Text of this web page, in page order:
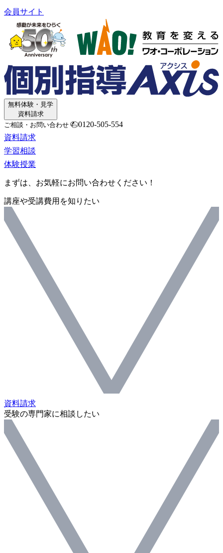
会員サイト
無料体験・見学
資料請求
ご相談・お問い合わせ
0120-505-554
資料請求
学習相談
体験授業
まずは、お気軽にお問い合わせください！
講座や受講費用を知りたい
資料請求
受験の専門家に相談したい